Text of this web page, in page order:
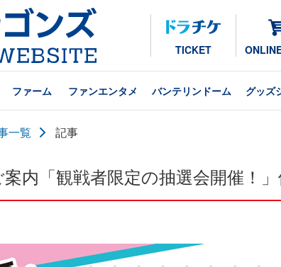
TICKET
ファーム ファンエンタメ バンテリンドーム グッズ
一覧 記事
内「観戦者限定の抽選会開催！